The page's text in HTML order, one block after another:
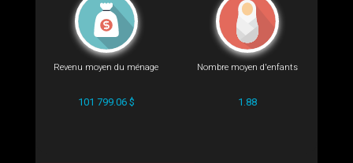
Revenu moyen du ménage
101 799.06 $
Nombre moyen d'enfants
1.88